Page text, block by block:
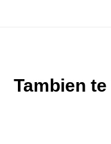
Tambien